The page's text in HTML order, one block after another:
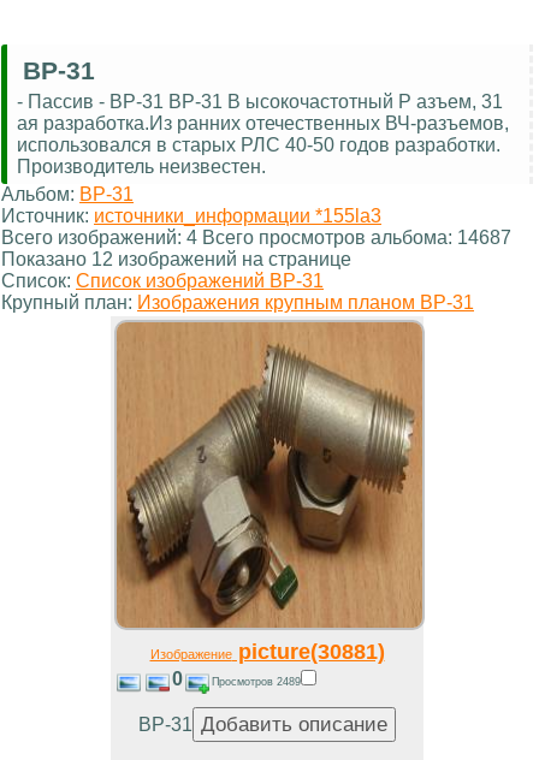
ВР-31
- Пассив - ВР-31 ВР-31 В ысокочастотный Р азъем, 31
ая разработка.Из ранних отечественных ВЧ-разъемов,
использовался в старых РЛС 40-50 годов разработки.
Производитель неизвестен.
Альбом: ВР-31
Источник: источники_информации *155la3
Всего изображений: 4 Всего просмотров альбома: 14687
Показано 12 изображений на странице
Список: Список изображений ВР-31
Крупный план: Изображения крупным планом ВР-31
Изображениеpicture(30881)
0 Просмотров 2489
ВР-31